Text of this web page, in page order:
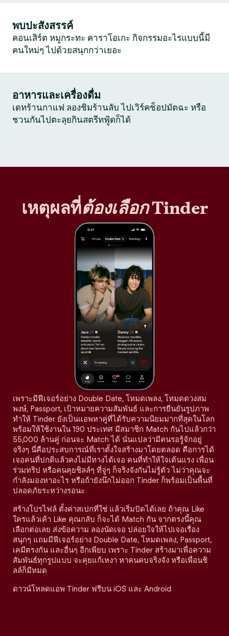
พบปะสังสรรค์
คอนเสิร์ต หมูกระทะ คาราโอเกะ กิจกรรมอะไรแบบนี้มี
คนใหม่ๆ ไปด้วยสนุกกว่าเยอะ
อาหารและเครื่องดื่ม
เดทร้านกาแฟ ลองชิมร้านลับ ไปเวิร์คช็อปมัตฉะ หรือ
ชวนกันไปตะลุยกินสตรีทฟู้ดก็ได้
เหตุผลที่ต้องเลือกTinder
เพราะมีฟีเจอร์อย่าง Double Date, โหมดเพลง, โหมดดวงสม
พงษ์, Passport, เป้าหมายความสัมพันธ์ และการยืนยันรูปภาพ
ทำให้ Tinder ยังเป็นแอพหาคู่ที่ได้รับความนิยมมากที่สุดในโลก
พร้อมให้ใช้งานใน 190 ประเทศ มีสมาชิก Match กันไปแล้วกว่า
55,000 ล้านคู่ ก่อนจะ Match ได้ นั่นแปลว่ามีคนรอรู้จักอยู่
จริงๆ นี่คือประสบการณ์ที่เราตั้งใจสร้างมาโดยตลอด คือการได้
เจอคนที่ปกติแล้วคงไม่มีทางได้เจอ คนที่ทำให้ใจเต้นแรง เพื่อน
ร่วมทริป หรือคนคุยชิลล์ๆ ที่จู่ๆ ก็จริงจังกันไม่รู้ตัว ไม่ว่าคุณจะ
กำลังมองหาอะไร หรือถ้ายังนึกไม่ออก Tinder ก็พร้อมเป็นพื้นที่
ปลอดภัยระหว่างรอนะ
สร้างโปรไฟล์ ตั้งค่าสเปกที่ใช่ แล้วเริ่มปัดได้เลย ถ้าคุณ Like
ใครแล้วเค้า Like คุณกลับ ก็จะได้ Match กัน จากตรงนี้คุณ
เลือกต่อเลย ส่งข้อความ ลองนัดเจอ ปล่อยใจให้ไปเจอเรื่อง
สนุกๆ แถมมีฟีเจอร์อย่าง Double Date, โหมดเพลง, Passport,
เคมีตรงกัน และอื่นๆ อีกเพียบ เพราะ Tinder สร้างมาเพื่อความ
สัมพันธ์ทุกรูปแบบ จะคุยแก้เหงา หาคนคบจริงจัง หรือเพื่อนชิ
ลล์ก็มีหมด
ดาวน์โหลดแอพ Tinder ฟรีบน iOS และ Android